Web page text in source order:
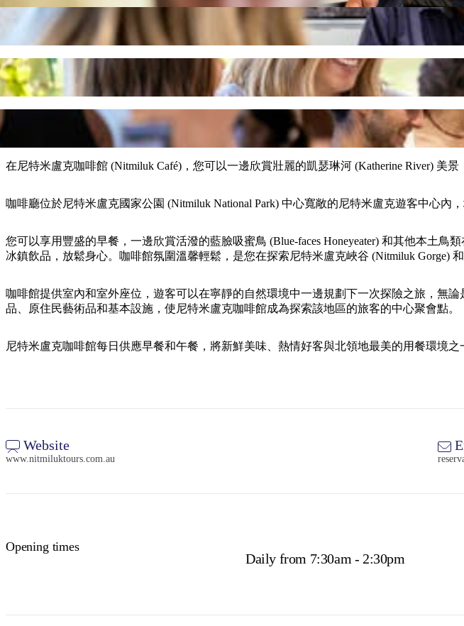
在尼特米盧克咖啡館 (Nitmiluk Café)，您可以一邊欣賞壯麗的凱瑟琳河 (Katherine River) 美
咖啡廳位於尼特米盧克國家公園 (Nitmiluk National Park) 中心寬敞的尼特米盧克遊客中心內，
您可以享用豐盛的早餐，一邊欣賞活潑的藍臉吸蜜鳥 (Blue-faces Honeyeater) 和其他本土
冰鎮飲品，放鬆身心。咖啡館氛圍溫馨輕鬆，是您在探索尼特米盧克峽谷 (Nitmiluk Gorge)
咖啡館提供室內和室外座位，遊客可以在寧靜的自然環境中一邊規劃下一次探險之旅，無
品、原住民藝術品和基本設施，使尼特米盧克咖啡館成為探索該地區的旅客的中心聚會點。
尼特米盧克咖啡館每日供應早餐和午餐，將新鮮美味、熱情好客與北領地最美的用餐環境之
Website
www.nitmiluktours.com.au
Opening times
Daily from 7:30am - 2:30pm